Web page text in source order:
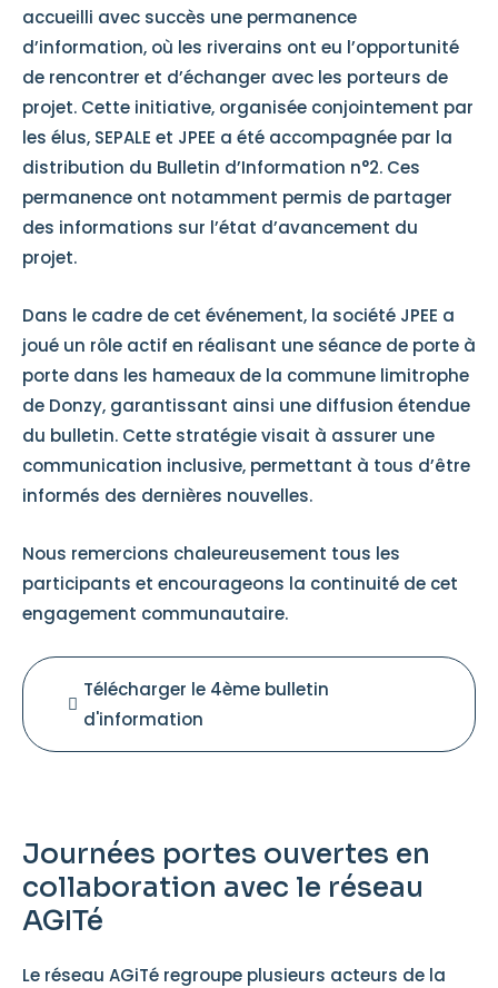
accueilli avec succès une permanence
d’information, où les riverains ont eu l’opportunité
de rencontrer et d’échanger avec les porteurs de
projet. Cette initiative, organisée conjointement par
les élus, SEPALE et JPEE a été accompagnée par la
distribution du Bulletin d’Information n°2. Ces
permanence ont notamment permis de partager
des informations sur l’état d’avancement du
projet.
Dans le cadre de cet événement, la société JPEE a
joué un rôle actif en réalisant une séance de porte à
porte dans les hameaux de la commune limitrophe
de Donzy, garantissant ainsi une diffusion étendue
du bulletin. Cette stratégie visait à assurer une
communication inclusive, permettant à tous d’être
informés des dernières nouvelles.
Nous remercions chaleureusement tous les
participants et encourageons la continuité de cet
engagement communautaire.
Télécharger le 4ème bulletin
d'information
Journées portes ouvertes en
collaboration avec le réseau
AGITé
Le réseau AGiTé regroupe plusieurs acteurs de la